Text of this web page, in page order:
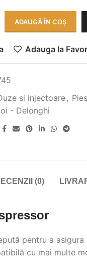
ADAUGĂ ÎN COȘ
Adauga la
si injectoare,
- Delonghi
(0)
pentru a
cu mai multe